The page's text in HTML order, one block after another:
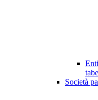
Società